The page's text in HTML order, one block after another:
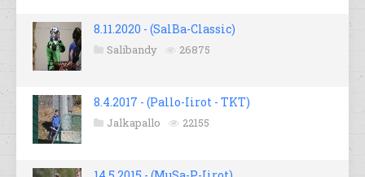
8.11.2020 - (SalBa-Classic)
Salibandy 26875
8.4.2017 - (Pallo-Iirot - TKT)
Jalkapallo 22155